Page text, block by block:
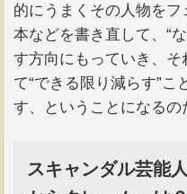
的にうまくその人物を
本などを書き直して、“
す方向にもっていき、
て“できる限り減らす”こ
す、ということになるの
スキャンダル芸能